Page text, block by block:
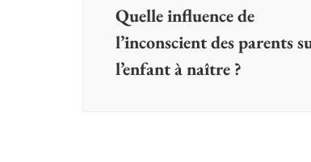
Quelle influence de
l’inconscient des parents
l’enfant à naître ?